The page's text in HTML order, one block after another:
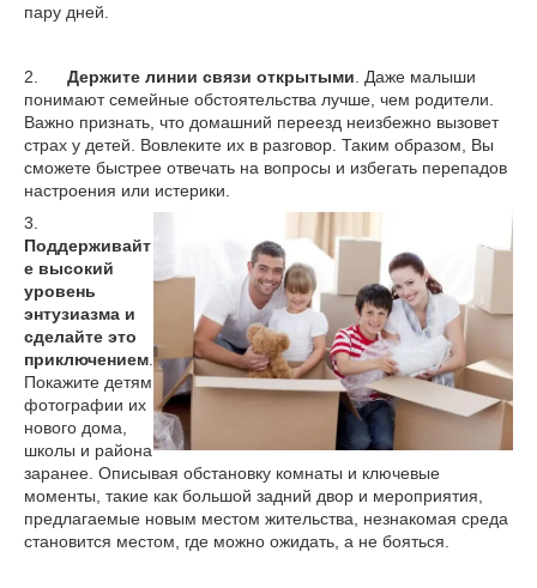
пару дней.
2. Держите линии связи открытыми . Даже малыши
понимают семейные обстоятельства лучше, чем родители.
Важно признать, что домашний переезд неизбежно вызовет
страх у детей. Вовлеките их в разговор. Таким образом, Вы
сможете быстрее отвечать на вопросы и избегать перепадов
настроения или истерики.
3.
Поддерживайт
е высокий
уровень
энтузиазма и
сделайте это
приключением
Покажите детям
фотографии их
нового дома,
школы и района
заранее. Описывая обстановку комнаты и ключевые
моменты, такие как большой задний двор и мероприятия,
предлагаемые новым местом жительства, незнакомая среда
становится местом, где можно ожидать, а не бояться.